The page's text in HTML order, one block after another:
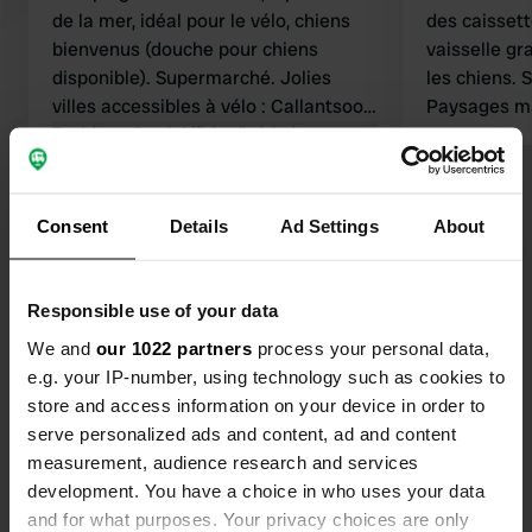
Consent Details Ad Settings About
Responsible use of your data
We and our 1022 partners process your personal data,
e.g. your IP-number, using technology such as cookies to
store and access information on your device in order to
serve personalized ads and content, ad and content
measurement, audience research and services
development. You have a choice in who uses your data
and for what purposes. Your privacy choices are only
de la mer, idéal pour le vélo, chiens
bienvenus (douche pour chiens
disponible). Supermarché. Jolies
villes accessibles à vélo : Callantsoog,
Schagen, Schoorl.
Traduit par GoogleAfficher l'original
des
vaisselle
les chiens.
Paysages
plage facile. De fait on est
nuits de
Voir tous les 25 avis
Contact
Emplacement